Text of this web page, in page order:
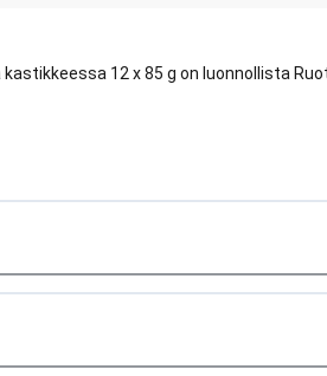
kastikkeessa 12 x 85 g on luonnollista